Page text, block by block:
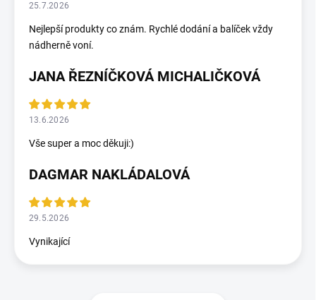
25.7.2026
Nejlepší produkty co znám. Rychlé dodání a balíček vždy
nádherně voní.
JANA ŘEZNÍČKOVÁ MICHALIČKOVÁ
13.6.2026
Vše super a moc děkuji:)
DAGMAR NAKLÁDALOVÁ
29.5.2026
Vynikající